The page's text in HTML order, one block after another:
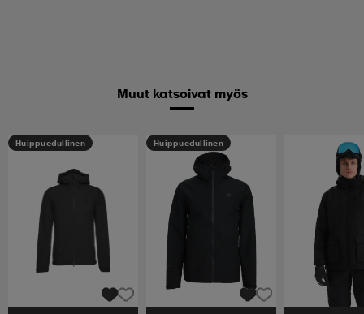
Muut katsoivat myös
Huippuedullinen Huippuedullinen